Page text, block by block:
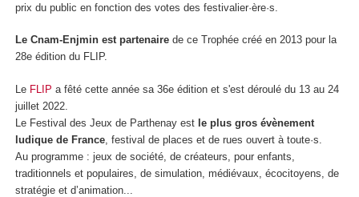
prix du public en fonction des votes des festivalier·ère·s.
Le Cnam-Enjmin est partenaire de ce Trophée créé en 2013 pour la
28e édition du FLIP.
Le FLIP a fêté cette année sa 36e édition et s'est déroulé du 13 au 24
juillet 2022.
Le Festival des Jeux de Parthenay est le plus gros évènement
ludique de France , festival de places et de rues ouvert à toute·s.
Au programme : jeux de société, de créateurs, pour enfants,
traditionnels et populaires, de simulation, médiévaux, écocitoyens, de
stratégie et d’animation...